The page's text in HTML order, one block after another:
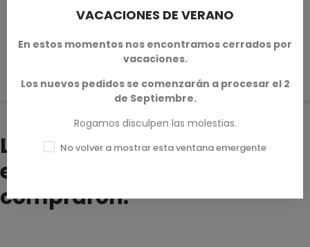
No hay reseñas disponiblesEscribe tu reseña
Los clientes que adquirieron
este producto también
compraron:
VACACIONES DE VERANO
En estos momentos nos encontramos cerrados por
vacaciones.
Los nuevos pedidos se comenzarán a procesar el 2
de Septiembre.
Rogamos disculpen las molestias.
No volver a mostrar esta ventana emergente